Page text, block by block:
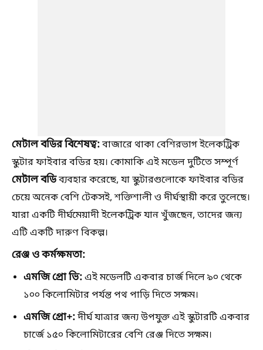
মেটাল বডির বিশেষত্ব:বাজারে থাকা বেশিরভাগ ইলেকট্রিক
স্কুটার ফাইবার বডির হয়। কোমাকি এই মডেল দুটিতে সম্পূর্ণ
মেটাল বডিব্যবহার করেছে, যা স্কুটারগুলোকে ফাইবার বডির
চেয়ে অনেক বেশি টেকসই, শক্তিশালী ও দীর্ঘস্থায়ী করে তুলেছে।
যারা একটি দীর্ঘমেয়াদী ইলেকট্রিক যান খুঁজছেন, তাদের জন্য
এটি একটি দারুণ বিকল্প।
রেঞ্জ ও কর্মক্ষমতা:
এমজি প্রো ভি:এই মডেলটি একবার চার্জ দিলে ৯০ থেকে
১০০ কিলোমিটার পর্যন্ত পথ পাড়ি দিতে সক্ষম।
এমজি প্রো+:দীর্ঘ যাত্রার জন্য উপযুক্ত এই স্কুটারটি একবার
চার্জে ১৫০ কিলোমিটারের বেশি রেঞ্জ দিতে সক্ষম।